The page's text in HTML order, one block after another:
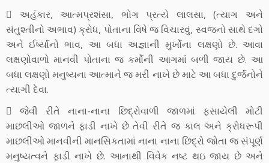
 અહંકાર, આત્મપ્રશંસા, ભોગ પ્રત્યે લાલસા, (ત્યાગ અને
સંતુશ્તીનો અભાવ) ક્રોધ, પોતાના વિષે જ વિચારવું, સ્વજનો સાથે દગો
અને ઈર્ષ્યાનો ભાવ, આ બધા અજ્ઞાની મુર્ખોના લક્ષણો છે. આવા
લક્ષણોવાળો માનવી પોતાના જ કર્મોની આગમાં બળી જાય છે. આ
બધા લક્ષણો મનુષ્યના આત્માને જ મરી નાખે છે માટે આ બધા દુર્જનોને
ત્યાગી દેવા.
 જેવી રીતે નાના-નાના છિદ્રોવાળી જાળમાં ફસાયેલી મોટી
માછલીઓ જાળને ફાડી નાખે છે તેવી રીતે જ કાલ અને ક્રોધરૂપી
માછલીઓ માનવીની માનસિકતામાં નાના નાના છિદ્રો જોતા જ સંપૂર્ણ
મનુષ્યત્વને ફાડી નાખે છે. આનાથી વિવેક નષ્ટ થઇ જાય છે અને